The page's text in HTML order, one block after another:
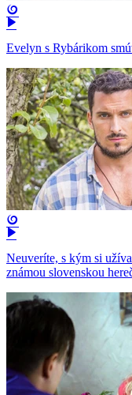
Evelyn s Rybárikom
Neuveríte, s kým si
známou slovenskou